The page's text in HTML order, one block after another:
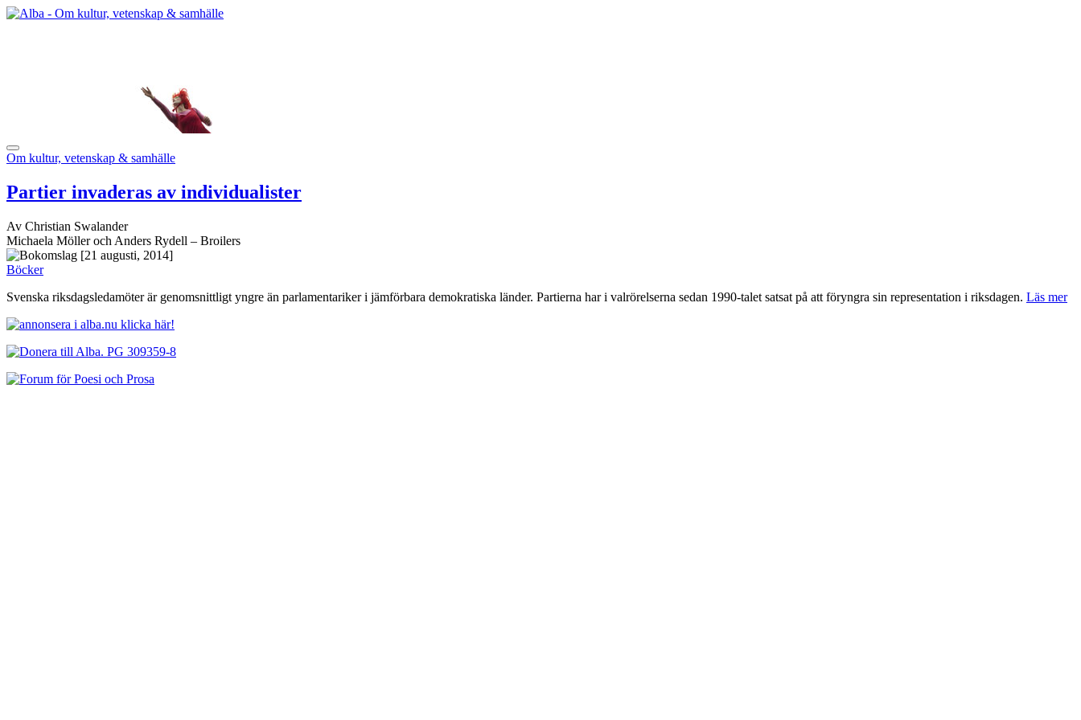
Om kultur, vetenskap & samhälle
Partier invaderas av individualister
Av Christian Swalander
Michaela Möller och Anders Rydell – Broilers
[21 augusti, 2014]
Böcker
Svenska riksdagsledamöter är genomsnittligt yngre än parlamentariker i jämförbara demokratiska länder. Partierna har i valrörelserna sedan 1990-talet satsat på att föryngra sin representation i riksdagen. Läs mer